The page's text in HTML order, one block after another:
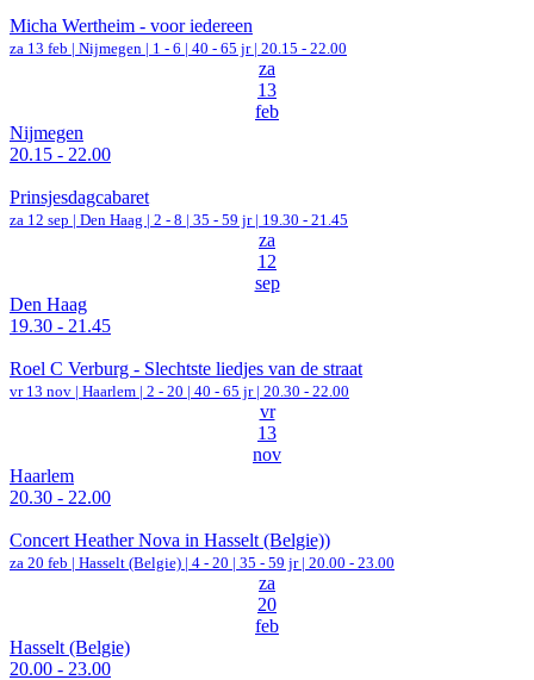
Micha Wertheim - voor iedereen
za 13 feb | Nijmegen | 1 - 6 | 40 - 65 jr | 20.15 - 22.00
za
13
feb
Nijmegen
20.15 - 22.00
Prinsjesdagcabaret
za 12 sep | Den Haag | 2 - 8 | 35 - 59 jr | 19.30 - 21.45
za
12
sep
Den Haag
19.30 - 21.45
Roel C Verburg - Slechtste liedjes van de straat
vr 13 nov | Haarlem | 2 - 20 | 40 - 65 jr | 20.30 - 22.00
vr
13
nov
Haarlem
20.30 - 22.00
Concert Heather Nova in Hasselt (Belgie))
za 20 feb | Hasselt (Belgie) | 4 - 20 | 35 - 59 jr | 20.00 - 23.00
za
20
feb
Hasselt (Belgie)
20.00 - 23.00